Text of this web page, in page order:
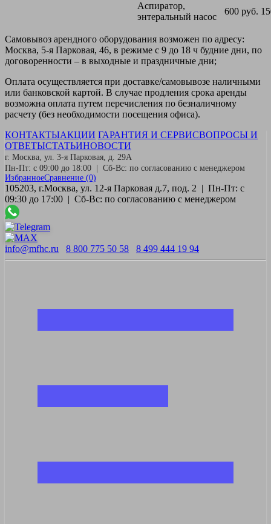
Аспиратор,
энтеральный насос
600 руб.
Самовывоз арендного оборудования возможен по адресу:
Москва, 5-я Парковая, 46, в режиме с 9 до 18 ч будние дни, по
договоренности – в выходные и праздничные дни;
Оплата осуществляется при доставке/самовывозе наличными
или банковской картой. В случае продления срока аренды
возможна оплата путем перечисления по безналичному
расчету (без необходимости посещения офиса).
КОНТАКТЫАКЦИИ ГАРАНТИЯ И СЕРВИСВОПРОСЫ И
ОТВЕТЫСТАТЬИНОВОСТИ
г. Москва, ул. 3-я Парковая, д. 29А
Пн-Пт: с 09:00 до 18:00 | Сб-Вс: по согласованию с менеджером
ИзбранноеСравнение (0)
105203, г.Москва, ул. 12-я Парковая д.7, под. 2 | Пн-Пт: с
09:30 до 17:00 | Сб-Вс: по согласованию с менеджером
info@mfhc.ru 8 800 775 50 58 8 499 444 19 94